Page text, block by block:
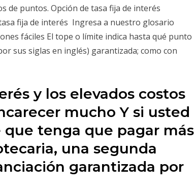
de puntos. Opción de tasa fija de interés
fija de interés Ingresa a nuestro glosario
fáciles El tope o límite indica hasta qué punto
sus siglas en inglés) garantizada; como con
y los elevados costos
mucho Y si usted
que tenga que pagar más
una segunda
garantizada por